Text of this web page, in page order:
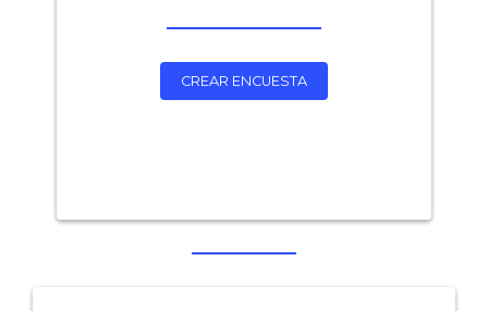
- Artículos destacados
- Consejos para tu encuesta
CREAR ENCUESTA